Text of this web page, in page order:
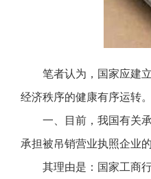
笔者认为，国家应建
经济秩序的健康有序运转
一、目前，我国有关
承担被吊销营业执照企业的
其理由是：国家工商